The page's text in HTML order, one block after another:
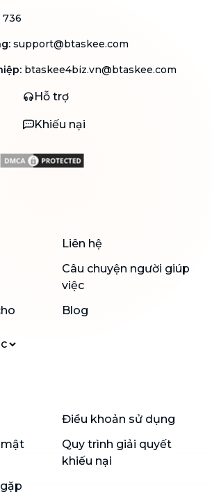
736
: support@btaskee.com
: btaskee4biz.vn@btaskee.com
Hỗ trợ
Khiếu nại
Liên hệ
Câu chuyện người giúp
việc
Blog
Điều khoản sử dụng
mật
Quy trình giải quyết
khiếu nại